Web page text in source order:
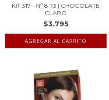
KIT 317 - Nº 8.73 | CHOCOLATE
CLARO
$3.795